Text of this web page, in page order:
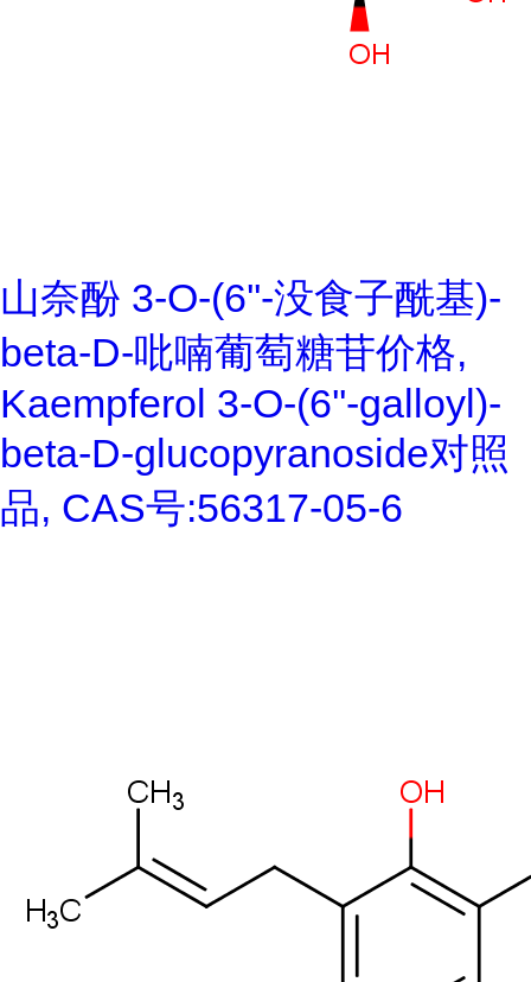
山奈酚 3-O-(6''-没食子酰基)-
beta-D-吡喃葡萄糖苷价格,
Kaempferol 3-O-(6''-galloyl)-
beta-D-glucopyranoside对照
品, CAS号:56317-05-6